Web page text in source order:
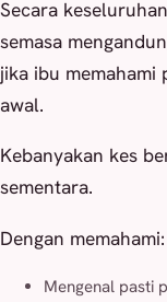
Secara
semasa
jika ibu
awal.
Kebanyakan kes
sementara.
Dengan memahami:
Mengenal pasti